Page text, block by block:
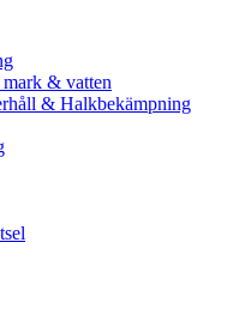
& vatten
& Halkbekämpning